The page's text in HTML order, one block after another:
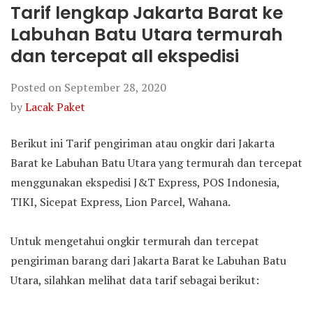
Tarif lengkap Jakarta Barat ke
Labuhan Batu Utara termurah
dan tercepat all ekspedisi
Posted on September 28, 2020
byLacak Paket
Berikut ini Tarif pengiriman atau ongkir dari Jakarta
Barat ke Labuhan Batu Utara yang termurah dan tercepat
menggunakan ekspedisi J&T Express, POS Indonesia,
TIKI, Sicepat Express, Lion Parcel, Wahana.
Untuk mengetahui ongkir termurah dan tercepat
pengiriman barang dari Jakarta Barat ke Labuhan Batu
Utara, silahkan melihat data tarif sebagai berikut: